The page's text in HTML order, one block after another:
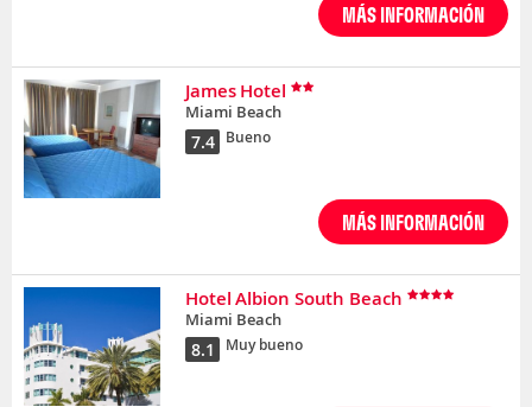
MÁS INFORMACIÓN
James Hotel
Miami Beach
7.4 Bueno
MÁS INFORMACIÓN
Hotel Albion South Beach
Miami Beach
8.1 Muy bueno